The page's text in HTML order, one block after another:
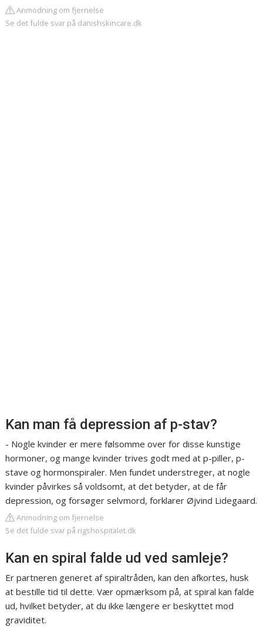
Anmodning om fjernelse
Se det fulde svar på danishskincare.dk
Kan man få depression af p-stav?
- Nogle kvinder er mere følsomme over for disse kunstige
hormoner, og mange kvinder trives godt med at p-piller, p-
stave og hormonspiraler. Men fundet understreger, at nogle
kvinder påvirkes så voldsomt, at det betyder, at de får
depression, og forsøger selvmord, forklarer Øjvind Lidegaard.
Anmodning om fjernelse
Se det fulde svar på rigshospitalet.dk
Kan en spiral falde ud ved samleje?
Er partneren generet af spiraltråden, kan den afkortes, husk
at bestille tid til dette. Vær opmærksom på, at spiral kan falde
ud, hvilket betyder, at du ikke længere er beskyttet mod
graviditet.